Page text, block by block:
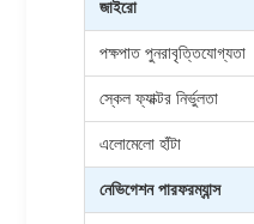
জাইরো
পক্ষপাত পুনরাবৃত্তিযোগ্যতা
স্কেল ফ্যাক্টর নির্ভুলতা
এলোমেলো হাঁটা
নেভিগেশন পারফরম্যান্স